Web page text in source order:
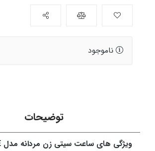
ناموجود
توضیحات
ویژگی های ساعت سیتی زن مردانه مدل CA0840-87E